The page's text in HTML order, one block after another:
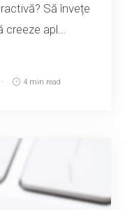
Să învețe
apl...
4 min read